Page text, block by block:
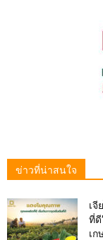
ข่าวที่น่าสนใจ
เ
ที่ดี
เก